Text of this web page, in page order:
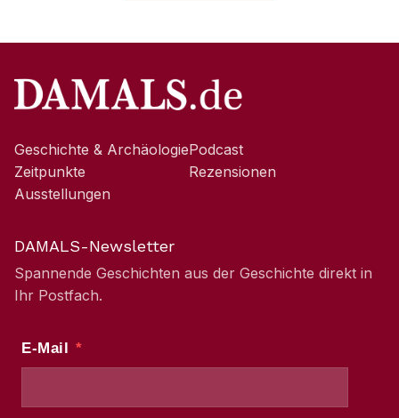
Geschichte & Archäologie
Zeitpunkte
Ausstellungen
Podcast
Rezensionen
DAMALS-Newsletter
Spannende Geschichten aus der Geschichte direkt in
Ihr Postfach.